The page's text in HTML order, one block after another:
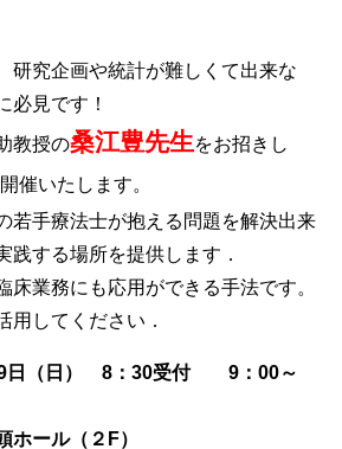
研究企画や統計が難しくて出来な
必見です！
教授の桑江豊先生をお招きし
催いたします。
若手療法士が抱える問題を解決出来
践する場所を提供します．
床業務にも応用ができる手法です。
用してください．
日（日） 8：30受付 9：00～
ール（２F）